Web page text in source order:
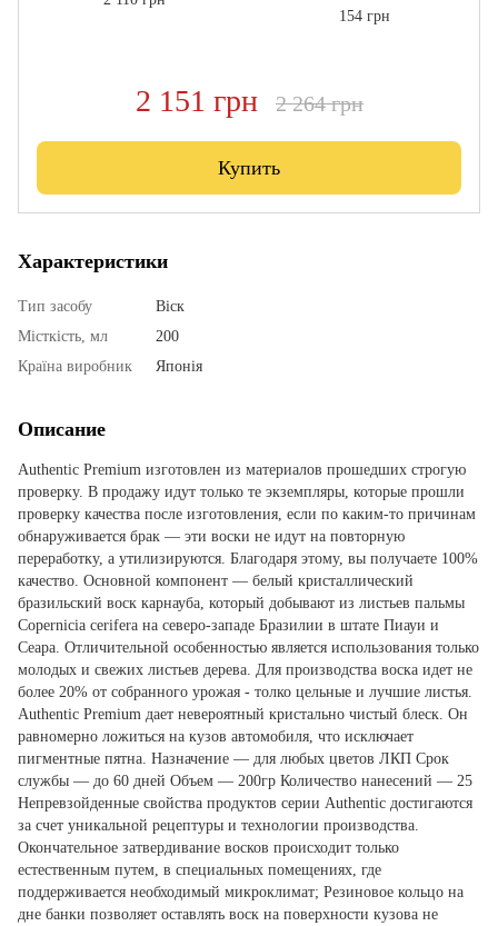
154 грн
2 151 грн 2 264 грн
Купить
Характеристики
Тип засобу
Віск
Місткість, мл
200
Країна виробник
Японія
Описание
Authentic Premium изготовлен из материалов прошедших строгую
проверку. В продажу идут только те экземпляры, которые прошли
проверку качества после изготовления, если по каким-то причинам
обнаруживается брак — эти воски не идут на повторную
переработку, а утилизируются. Благодаря этому, вы получаете 100%
качество. Основной компонент — белый кристаллический
бразильский воск карнауба, который добывают из листьев пальмы
Copernicia cerifera на северо-западе Бразилии в штате Пиауи и
Сеара. Отличительной особенностью является использования только
молодых и свежих листьев дерева. Для производства воска идет не
более 20% от собранного урожая - толко цельные и лучшие листья.
Authentic Premium дает невероятный кристально чистый блеск. Он
равномерно ложиться на кузов автомобиля, что исключает
пигментные пятна. Назначение — для любых цветов ЛКП Срок
службы — до 60 дней Объем — 200гр Количество нанесений — 25
Непревзойденные свойства продуктов серии Authentic достигаются
за счет уникальной рецептуры и технологии производства.
Окончательное затвердивание восков происходит только
естественным путем, в специальных помещениях, где
поддерживается необходимый микроклимат; Резиновое кольцо на
дне банки позволяет оставлять воск на поверхности кузова не